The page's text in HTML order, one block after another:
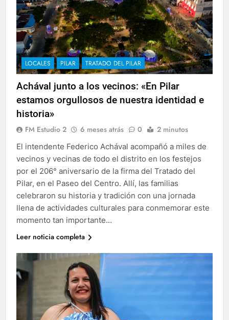
LOCALES PILAR TRATADO DEL PILAR
Achával junto a los vecinos: «En Pilar
estamos orgullosos de nuestra identidad e
historia»
FM Estudio 2 6 meses atrás 0 2 minutos
El intendente Federico Achával acompañó a miles de
vecinos y vecinas de todo el distrito en los festejos
por el 206° aniversario de la firma del Tratado del
Pilar, en el Paseo del Centro. Allí, las familias
celebraron su historia y tradición con una jornada
llena de actividades culturales para conmemorar este
momento tan importante…
Leer noticia completa